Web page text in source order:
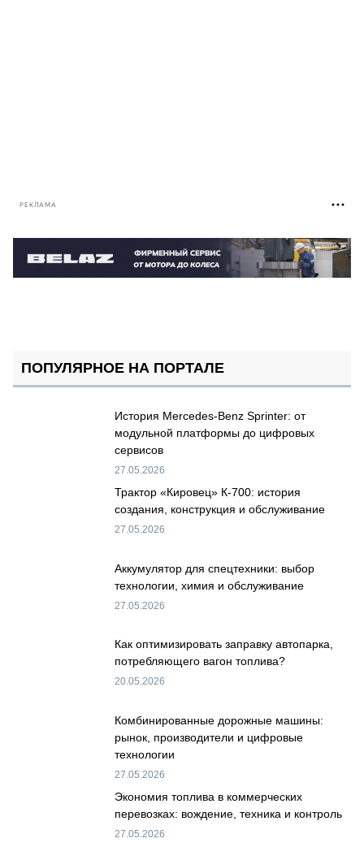
РЕКЛАМА
ПОПУЛЯРНОЕ НА ПОРТАЛЕ
История Mercedes-Benz Sprinter: от
модульной платформы до цифровых
сервисов
27.05.2026
Трактор «Кировец» К-700: история
создания, конструкция и обслуживание
27.05.2026
Аккумулятор для спецтехники: выбор
технологии, химия и обслуживание
27.05.2026
Как оптимизировать заправку автопарка,
потребляющего вагон топлива?
20.05.2026
Комбинированные дорожные машины:
рынок, производители и цифровые
технологии
27.05.2026
Экономия топлива в коммерческих
перевозках: вождение, техника и контроль
27.05.2026